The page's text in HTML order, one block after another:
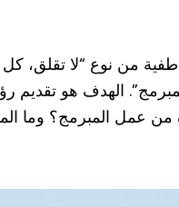
من نوع “لا
الهدف هو تقديم
من عمل المبرمج؟ وما